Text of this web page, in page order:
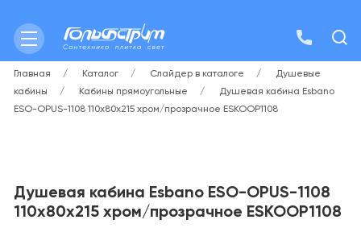
Главная Каталог Слайдер в каталоге
Душевые
кабины
Кабины прямоугольные
Душевая кабина Esbano
ESO-OPUS-1108 110х80х215 хром/прозрачное ESKOOP1108
Душевая кабина Esbano ESO-OPUS-1108
110х80х215 хром/прозрачное ESKOOP1108